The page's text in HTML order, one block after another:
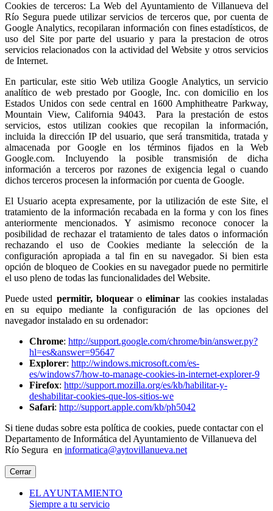
Cookies de terceros: La Web del Ayuntamiento de Villanueva del
Río Segura puede utilizar servicios de terceros que, por cuenta de
Google Analytics, recopilaran información con fines estadísticos, de
uso del Site por parte del usuario y para la prestacion de otros
servicios relacionados con la actividad del Website y otros servicios
de Internet.
En particular, este sitio Web utiliza Google Analytics, un servicio
analítico de web prestado por Google, Inc. con domicilio en los
Estados Unidos con sede central en 1600 Amphitheatre Parkway,
Mountain View, California 94043. Para la prestación de estos
servicios, estos utilizan cookies que recopilan la información,
incluida la dirección IP del usuario, que será transmitida, tratada y
almacenada por Google en los términos fijados en la Web
Google.com. Incluyendo la posible transmisión de dicha
información a terceros por razones de exigencia legal o cuando
dichos terceros procesen la información por cuenta de Google.
El Usuario acepta expresamente, por la utilización de este Site, el
tratamiento de la información recabada en la forma y con los fines
anteriormente mencionados. Y asimismo reconoce conocer la
posibilidad de rechazar el tratamiento de tales datos o información
rechazando el uso de Cookies mediante la selección de la
configuración apropiada a tal fin en su navegador. Si bien esta
opción de bloqueo de Cookies en su navegador puede no permitirle
el uso pleno de todas las funcionalidades del Website.
Puede usted permitir, bloquearoeliminar las cookies instaladas
en su equipo mediante la configuración de las opciones del
navegador instalado en su ordenador:
Chrome: http://support.google.com/chrome/bin/answer.py?
hl=es&answer=95647
Explorer: http://windows.microsoft.com/es-
es/windows7/how-to-manage-cookies-in-internet-explorer-9
Firefox: http://support.mozilla.org/es/kb/habilitar-y-
deshabilitar-cookies-que-los-sitios-we
Safari: http://support.apple.com/kb/ph5042
Si tiene dudas sobre esta política de cookies, puede contactar con el
Departamento de Informática del Ayuntamiento de Villanueva del
Río Segura en informatica@aytovillanueva.net
Cerrar
EL AYUNTAMIENTO
Siempre a tu servicio